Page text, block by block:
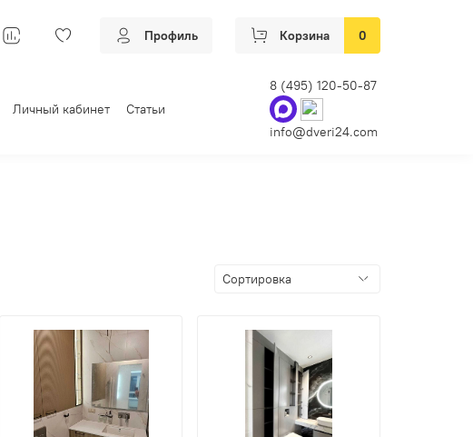
Профиль Корзина 0
Личный кабинет Статьи
8 (495) 120-50-87
info@dveri24.com